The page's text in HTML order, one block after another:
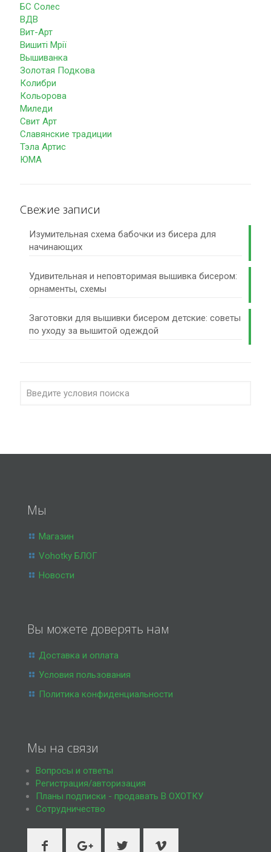
БС Солес
ВДВ
Вит-Арт
Вишиті Мрії
Вышиванка
Золотая Подкова
Колибри
Кольорова
Миледи
Свит Арт
Славянские традиции
Тэла Артис
ЮМА
Свежие записи
Изумительная схема бабочки из бисера для
начинающих
Удивительная и неповторимая вышивка бисером:
орнаменты, схемы
Заготовки для вышивки бисером детские: советы
по уходу за вышитой одеждой
Мы
Магазин
Vohotky БЛОГ
Новости
Вы можете доверять нам
Доставка и оплата
Условия пользования
Политика конфиденциальности
Мы на связи
Вопросы и ответы
Регистрация/авторизация
Планы подписки - продавать В ОХОТКУ
Сотрудничество